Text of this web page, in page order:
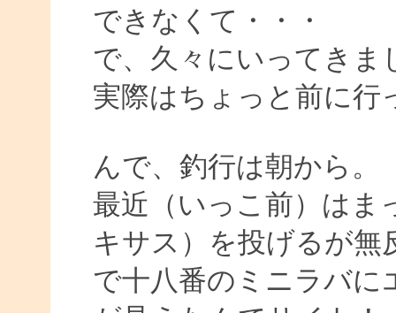
できなくて・・・
で、久々にいってきま
実際はちょっと前に行
んで、釣行は朝から。
最近（いっこ前）はま
キサス）を投げるが無
で十八番のミニラバに